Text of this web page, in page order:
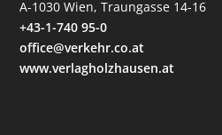
A-1030 Wien, Traungasse 14-16
+43-1-740 95-0
office@verkehr.co.at
www.verlagholzhausen.at